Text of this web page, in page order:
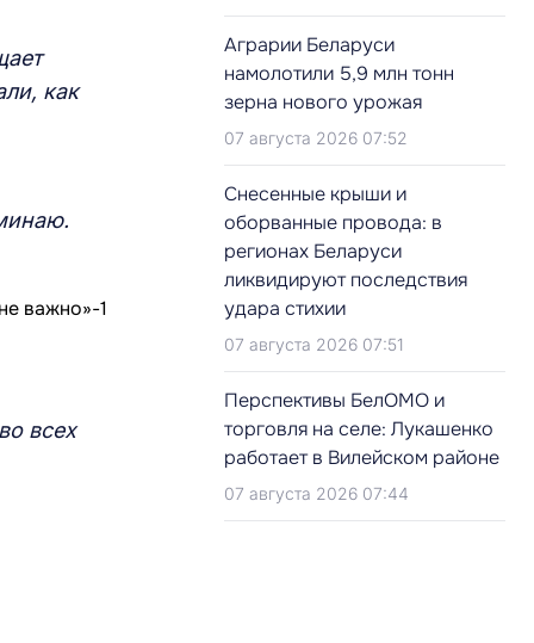
как
всех
Аграрии Беларуси
намолотили 5,9 млн тонн
зерна нового урожая
07 августа 2026 07:52
Снесенные крыши и
оборванные провода: в
регионах Беларуси
ликвидируют последствия
удара стихии
07 августа 2026 07:51
Перспективы БелОМО и
торговля на селе: Лукашенко
работает в Вилейском районе
07 августа 2026 07:44